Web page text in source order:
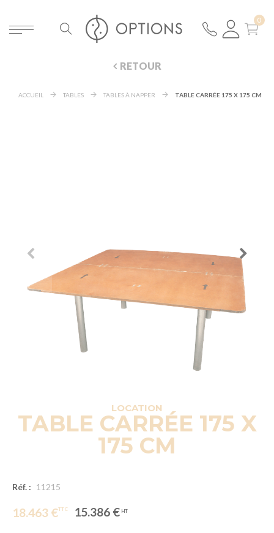
RETOUR
ACCUEIL TABLES TABLES À NAPPER TABLE CARRÉE 175 X 175 CM
LOCATION
TABLE CARRÉE 175 X
175 CM
Réf. : 11215
18.463 € 15.386 €